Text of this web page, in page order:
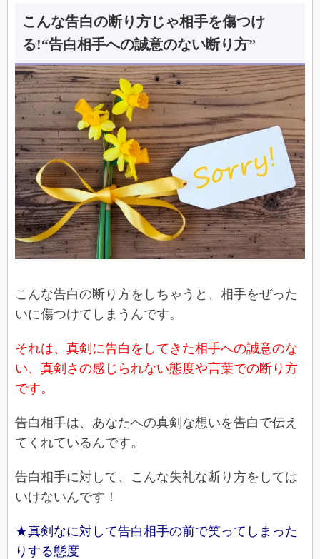
こんな告白の断り方じゃ相手を傷つけ
る!“告白相手への誠意のない断り方”
こんな告白の断り方をしちゃうと、相手をぜった
いに傷つけてしまうんです。
それは、真剣に告白をしてきた相手への誠意のな
い、真剣さの感じられない態度や言葉での断り方
です。
告白相手は、あなたへの真剣な想いを告白で伝え
てくれているんです。
告白相手に対して、こんな失礼な断り方をしては
いけないんです！
★真剣なに対して告白相手の前で笑ってしまった
りする態度